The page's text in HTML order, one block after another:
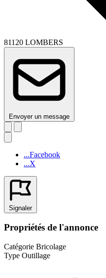
81120 LOMBERS
Envoyer un message
...Facebook
...X
Signaler
Propriétés de l'annonce
Catégorie Bricolage
Type Outillage